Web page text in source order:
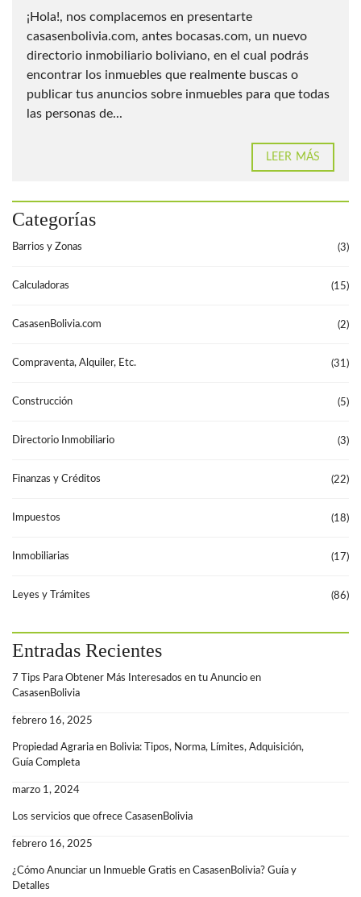
¡Hola!, nos complacemos en presentarte
casasenbolivia.com, antes bocasas.com, un nuevo
directorio inmobiliario boliviano, en el cual podrás
encontrar los inmuebles que realmente buscas o
publicar tus anuncios sobre inmuebles para que todas
las personas de...
LEER MÁS
Categorías
Barrios y Zonas (3)
Calculadoras (15)
CasasenBolivia.com (2)
Compraventa, Alquiler, Etc. (31)
Construcción (5)
Directorio Inmobiliario (3)
Finanzas y Créditos (22)
Impuestos (18)
Inmobiliarias (17)
Leyes y Trámites (86)
Entradas Recientes
7 Tips Para Obtener Más Interesados en tu Anuncio en
CasasenBolivia
febrero 16, 2025
Propiedad Agraria en Bolivia: Tipos, Norma, Límites, Adquisición,
Guía Completa
marzo 1, 2024
Los servicios que ofrece CasasenBolivia
febrero 16, 2025
¿Cómo Anunciar un Inmueble Gratis en CasasenBolivia? Guía y
Detalles